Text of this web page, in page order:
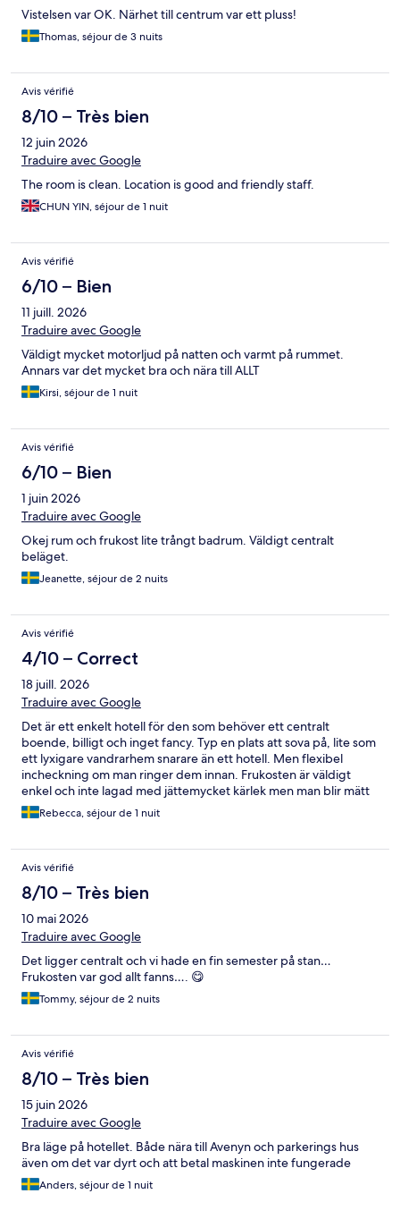
Vistelsen var OK. Närhet till centrum var ett pluss!
Thomas, séjour de 3 nuits
Avis vérifié
8/10 – Très bien
12 juin 2026
Traduire avec Google
The room is clean. Location is good and friendly staff.
CHUN YIN, séjour de 1 nuit
Avis vérifié
6/10 – Bien
11 juill. 2026
Traduire avec Google
Väldigt mycket motorljud på natten och varmt på rummet.
Annars var det mycket bra och nära till ALLT
Kirsi, séjour de 1 nuit
Avis vérifié
6/10 – Bien
1 juin 2026
Traduire avec Google
Okej rum och frukost lite trångt badrum. Väldigt centralt
beläget.
Jeanette, séjour de 2 nuits
Avis vérifié
4/10 – Correct
18 juill. 2026
Traduire avec Google
Det är ett enkelt hotell för den som behöver ett centralt
boende, billigt och inget fancy. Typ en plats att sova på, lite som
ett lyxigare vandrarhem snarare än ett hotell. Men flexibel
incheckning om man ringer dem innan. Frukosten är väldigt
enkel och inte lagad med jättemycket kärlek men man blir mätt
Rebecca, séjour de 1 nuit
Avis vérifié
8/10 – Très bien
10 mai 2026
Traduire avec Google
Det ligger centralt och vi hade en fin semester på stan…
Frukosten var god allt fanns…. 😋
Tommy, séjour de 2 nuits
Avis vérifié
8/10 – Très bien
15 juin 2026
Traduire avec Google
Bra läge på hotellet. Både nära till Avenyn och parkerings hus
även om det var dyrt och att betal maskinen inte fungerade
Anders, séjour de 1 nuit